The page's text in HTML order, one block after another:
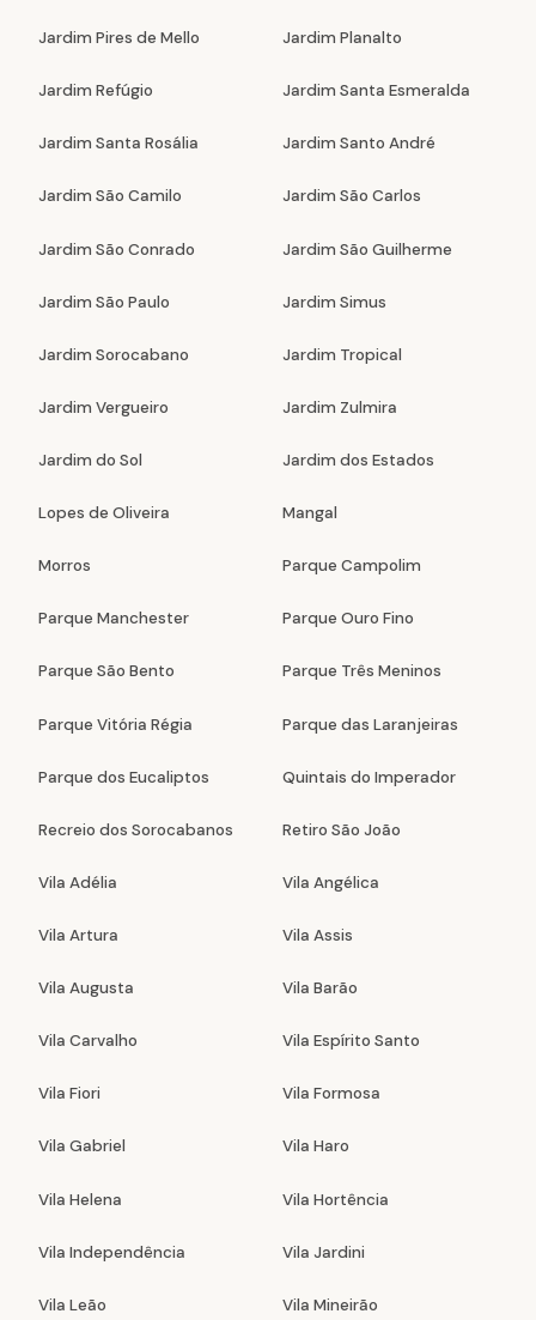
Jardim Pires de Mello Jardim Planalto
Jardim Refúgio Jardim Santa Esmeralda
Jardim Santa Rosália Jardim Santo André
Jardim São Camilo Jardim São Carlos
Jardim São Conrado Jardim São Guilherme
Jardim São Paulo Jardim Simus
Jardim Sorocabano Jardim Tropical
Jardim Vergueiro Jardim Zulmira
Jardim do Sol Jardim dos Estados
Lopes de Oliveira Mangal
Morros Parque Campolim
Parque Manchester Parque Ouro Fino
Parque São Bento Parque Três Meninos
Parque Vitória Régia Parque das Laranjeiras
Parque dos Eucaliptos Quintais do Imperador
Recreio dos Sorocabanos Retiro São João
Vila Adélia Vila Angélica
Vila Artura Vila Assis
Vila Augusta Vila Barão
Vila Carvalho Vila Espírito Santo
Vila Fiori Vila Formosa
Vila Gabriel Vila Haro
Vila Helena Vila Hortência
Vila Independência Vila Jardini
Vila Leão Vila Mineirão